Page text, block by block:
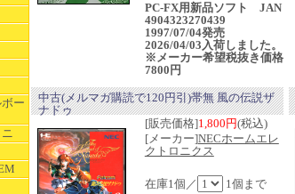
ー
PC-FX用新品ソフト JAN
4904323270439
1997/07/04発売
2026/04/03入荷しました。
※メーカー希望税抜き価格
7800円
中古(メルマガ購読で120円引)帯無 風の伝説ザ
ナドゥ
[販売価格]1,800円(税込)
[メーカー]NECホームエレ
クトロニクス
在庫1個／ 1個まで